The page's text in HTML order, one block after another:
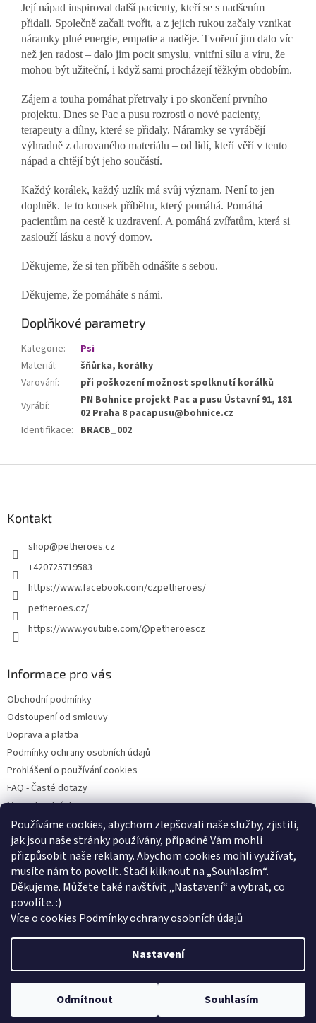
Používáme cookies, abychom zlepšovali naše služby, zjistili,
jak jsou naše stránky používány, případně Vám mohli
přizpůsobit naše reklamy. Abychom cookies mohli využívat,
musíte nám to povolit. Stačí kliknout na „Souhlasím“.
Děkujeme. Můžete také navštívit „Nastavení“ a vybrat, co
povolíte. :)
Více o cookies Podmínky ochrany osobních údajů
Nastavení
Odmítnout Souhlasím
Výdejnu objednávek s osobním odběrem najdete na adrese V Horkách
Její nápad inspiroval další pacienty, kteří se s nadšením
přidali. Společně začali tvořit, a z jejich rukou začaly vznikat
náramky plné energie, empatie a naděje. Tvoření jim dalo víc
než jen radost – dalo jim pocit smyslu, vnitřní sílu a víru, že
mohou být užiteční, i když sami procházejí těžkým obdobím.
Zájem a touha pomáhat přetrvaly i po skončení prvního
projektu. Dnes se Pac a pusu rozrostl o nové pacienty,
terapeuty a dílny, které se přidaly. Náramky se vyrábějí
výhradně z darovaného materiálu – od lidí, kteří věří v tento
nápad a chtějí být jeho součástí.
Každý korálek, každý uzlík má svůj význam. Není to jen
doplněk. Je to kousek příběhu, který pomáhá. Pomáhá
pacientům na cestě k uzdravení. A pomáhá zvířatům, která si
zaslouží lásku a nový domov.
Děkujeme, že si ten příběh odnášíte s sebou.
Děkujeme, že pomáháte s námi.
Doplňkové parametry
Kategorie:
Psi
Materiál:
šňůrka, korálky
Varování:
při poškození možnost spolknutí korálků
Vyrábí:
PN Bohnice projekt Pac a pusu Ústavní 91, 181
02 Praha 8 pacapusu@bohnice.cz
Identifikace: BRACB_002
Kontakt
shop@petheroes.cz
+420725719583
https://www.facebook.com/czpetheroes/
petheroes.cz/
https://www.youtube.com/@petheroescz
Informace pro vás
Obchodní podmínky
Odstoupení od smlouvy
Doprava a platba
Podmínky ochrany osobních údajů
Prohlášení o používání cookies
FAQ - Časté dotazy
Moje objednávka
Pet Heroes Handipet Rescue Pet Heroes Lanškroun Psí Přání
Štěně v nouzi
Copyright 2026Pet Heroes Shop. Všechna práva vyhrazena.
Upravit nastavení cookies